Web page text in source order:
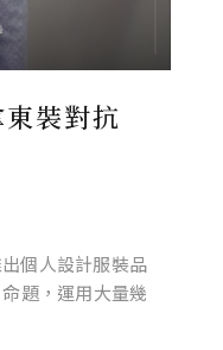
裝對抗
個人設計服裝品
題，運用大量幾